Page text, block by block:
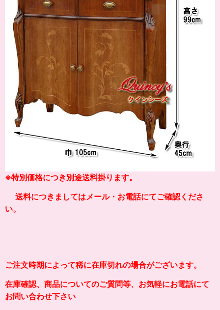
※特別価格につき別途送料掛り ます。
送料につきましてはメール・お電話にてご確認くださ
い。
ご注文時期によって稀に在庫切れの場合がございます。
在庫確認、商品についてのご質問等、お気軽にお電話にて
お問い合わせ下さい